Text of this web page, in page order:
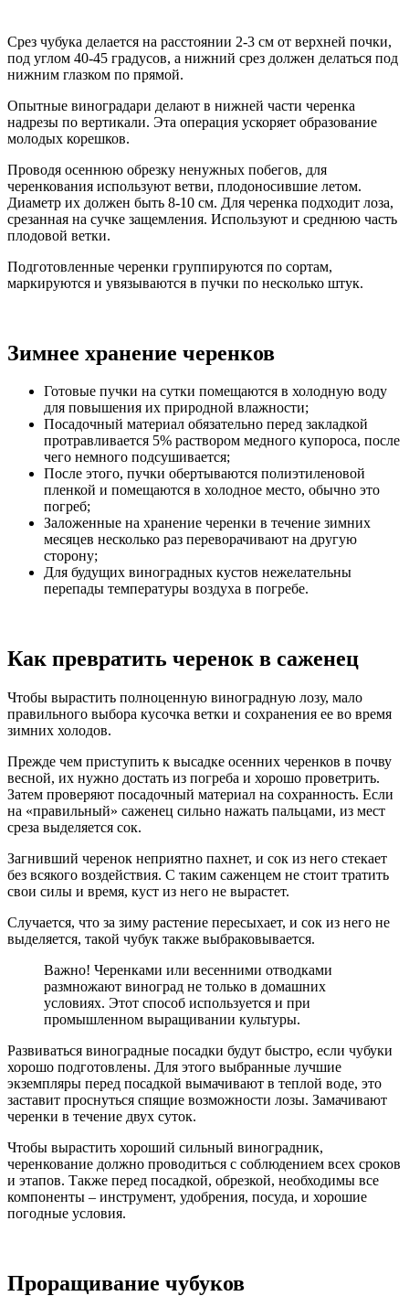
Срез чубука делается на расстоянии 2-3 см от верхней почки,
под углом 40-45 градусов, а нижний срез должен делаться под
нижним глазком по прямой.
Опытные виноградари делают в нижней части черенка
надрезы по вертикали. Эта операция ускоряет образование
молодых корешков.
Проводя осеннюю обрезку ненужных побегов, для
черенкования используют ветви, плодоносившие летом.
Диаметр их должен быть 8-10 см. Для черенка подходит лоза,
срезанная на сучке защемления. Используют и среднюю часть
плодовой ветки.
Подготовленные черенки группируются по сортам,
маркируются и увязываются в пучки по несколько штук.
Зимнее хранение черенков
Готовые пучки на сутки помещаются в холодную воду
для повышения их природной влажности;
Посадочный материал обязательно перед закладкой
протравливается 5% раствором медного купороса, после
чего немного подсушивается;
После этого, пучки обертываются полиэтиленовой
пленкой и помещаются в холодное место, обычно это
погреб;
Заложенные на хранение черенки в течение зимних
месяцев несколько раз переворачивают на другую
сторону;
Для будущих виноградных кустов нежелательны
перепады температуры воздуха в погребе.
Как превратить черенок в саженец
Чтобы вырастить полноценную виноградную лозу, мало
правильного выбора кусочка ветки и сохранения ее во время
зимних холодов.
Прежде чем приступить к высадке осенних черенков в почву
весной, их нужно достать из погреба и хорошо проветрить.
Затем проверяют посадочный материал на сохранность. Если
на «правильный» саженец сильно нажать пальцами, из мест
среза выделяется сок.
Загнивший черенок неприятно пахнет, и сок из него стекает
без всякого воздействия. С таким саженцем не стоит тратить
свои силы и время, куст из него не вырастет.
Случается, что за зиму растение пересыхает, и сок из него не
выделяется, такой чубук также выбраковывается.
Важно! Черенками или весенними отводками
размножают виноград не только в домашних
условиях. Этот способ используется и при
промышленном выращивании культуры.
Развиваться виноградные посадки будут быстро, если чубуки
хорошо подготовлены. Для этого выбранные лучшие
экземпляры перед посадкой вымачивают в теплой воде, это
заставит проснуться спящие возможности лозы. Замачивают
черенки в течение двух суток.
Чтобы вырастить хороший сильный виноградник,
черенкование должно проводиться с соблюдением всех сроков
и этапов. Также перед посадкой, обрезкой, необходимы все
компоненты – инструмент, удобрения, посуда, и хорошие
погодные условия.
Проращивание чубуков